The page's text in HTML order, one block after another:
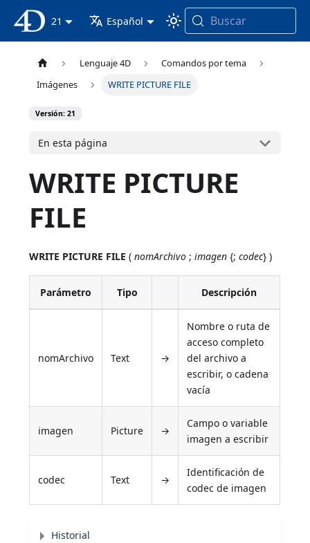
Documentación 4D
21 Español Buscar
Lenguaje 4D
Comandos por tema
Imágenes
WRITE PICTURE FILE
Versión: 21
En esta página
WRITE PICTURE
FILE
WRITE PICTURE FILE (nomArchivo ;imagen {;codec} )
Parámetro Tipo Descripción
nomArchivo Text →
Nombre o ruta de
acceso completo
del archivo a
escribir, o cadena
vacía
imagen Picture →
Campo o variable
imagen a escribir
codec Text →
Identificación de
codec de imagen
Historial